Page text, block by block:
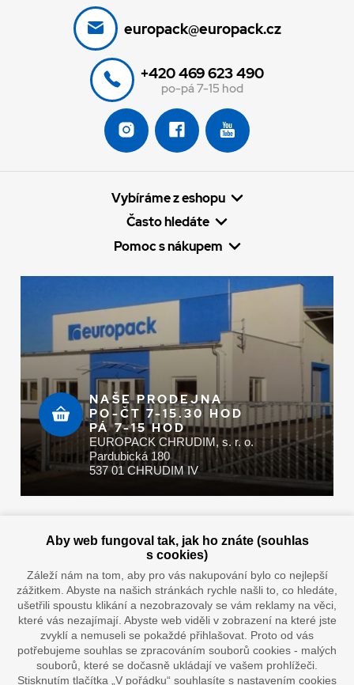
europack@europack.cz
+420 469 623 490
po-pá 7-15 hod
Vybíráme z eshopu
Často hledáte
Pomoc s nákupem
NAŠE PRODEJNA
PO-ČT 7-15.30 HOD
PÁ 7-15 HOD
EUROPACK CHRUDIM, s. r. o.
Pardubická 180
537 01 CHRUDIM IV
Doprava vaším oblíbeným dopravcem
Aby web fungoval tak, jak ho znáte (souhlas
s cookies)
Záleží nám na tom, aby pro vás nakupování bylo co nejlepší
zážitkem. Abyste na našich stránkách rychle našli to, co hledáte,
ušetřili spoustu klikání a nezobrazovaly se vám reklamy na věci,
které vás nezajímají. Abyste web viděli v zobrazení na které jste
zvyklí a nemuseli se pokaždé přihlašovat. Proto od vás
potřebujeme souhlas se zpracováním souborů cookies - malých
souborů, které se dočasně ukládají ve vašem prohlížeči.
Stisknutím tlačítka „V pořádku“ souhlasíte s nastavením cookies